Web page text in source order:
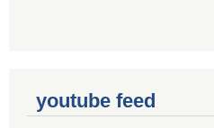
youtube feed